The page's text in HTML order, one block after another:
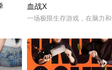
年12月28日)
血战X
一场极限生存游戏，在脑力